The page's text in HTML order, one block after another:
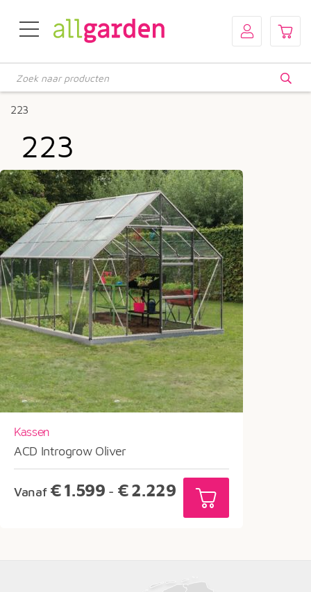
zoeken
223
223
Kassen
ACD Introgrow Oliver
Vanaf €1.599 - €2.229Prijsklasse:
€1.599